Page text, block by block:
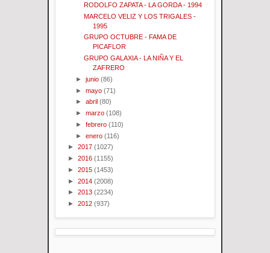
RODOLFO ZAPATA - LA GORDA - 1994
MARCELO VELIZ Y LOS TRIGALES -
1995
GRUPO OCTUBRE - FAMA DE
PICAFLOR
GRUPO GALAXIA - LA NIÑA Y EL
ZAFRERO
►junio (86)
►mayo (71)
►abril (80)
►marzo (108)
►febrero (110)
►enero (116)
► 2017 (1027)
► 2016 (1155)
► 2015 (1453)
► 2014 (2008)
► 2013 (2234)
► 2012 (937)